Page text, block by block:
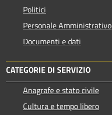
Politici
Personale Amministrativo
Documenti e dati
CATEGORIE DI SERVIZIO
Anagrafe e stato civile
Cultura e tempo libero